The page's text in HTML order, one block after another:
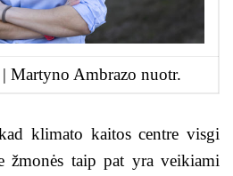
Martyno Ambrazo nuotr.
klimato kaitos centre visgi
žmonės taip pat yra veikiami